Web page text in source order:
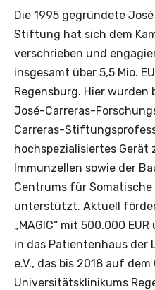
Die 1995 gegründete
Stiftung hat sich dem
verschrieben und
insgesamt über 5,5 Mio.
Regensburg. Hier
José-Carreras-
Carreras-
hochspezialisiertes Gerät
Immunzellen sowie der
Centrums für
unterstützt. Aktuell
„MAGIC“ mit 500.000
in das Patientenhaus der
e.V., das bis 2018 auf dem
Universitätsklinikums